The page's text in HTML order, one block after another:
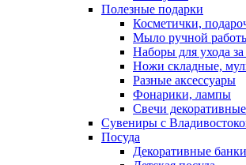
Полезные подарки
Косметички,
Мыло ручной
Наборы для ухода
Ножи складные,
Разные аксессуары
Фонарики, лампы
Свечи декоративные
Сувениры с
Посуда
Декоративные